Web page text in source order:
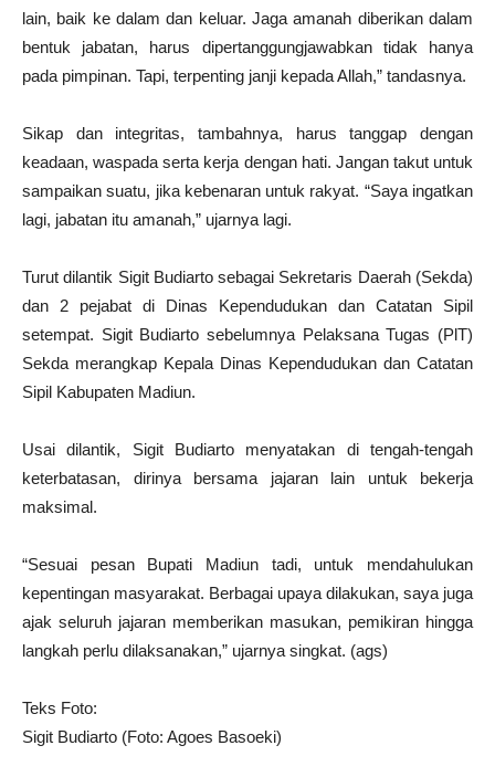
lain, baik ke dalam dan keluar. Jaga amanah diberikan dalam
bentuk jabatan, harus dipertanggungjawabkan tidak hanya
pada pimpinan. Tapi, terpenting janji kepada Allah,” tandasnya.
Sikap dan integritas, tambahnya, harus tanggap dengan
keadaan, waspada serta kerja dengan hati. Jangan takut untuk
sampaikan suatu, jika kebenaran untuk rakyat. “Saya ingatkan
lagi, jabatan itu amanah,” ujarnya lagi.
Turut dilantik Sigit Budiarto sebagai Sekretaris Daerah (Sekda)
dan 2 pejabat di Dinas Kependudukan dan Catatan Sipil
setempat. Sigit Budiarto sebelumnya Pelaksana Tugas (PlT)
Sekda merangkap Kepala Dinas Kependudukan dan Catatan
Sipil Kabupaten Madiun.
Usai dilantik, Sigit Budiarto menyatakan di tengah-tengah
keterbatasan, dirinya bersama jajaran lain untuk bekerja
maksimal.
“Sesuai pesan Bupati Madiun tadi, untuk mendahulukan
kepentingan masyarakat. Berbagai upaya dilakukan, saya juga
ajak seluruh jajaran memberikan masukan, pemikiran hingga
langkah perlu dilaksanakan,” ujarnya singkat. (ags)
Teks Foto:
Sigit Budiarto (Foto: Agoes Basoeki)